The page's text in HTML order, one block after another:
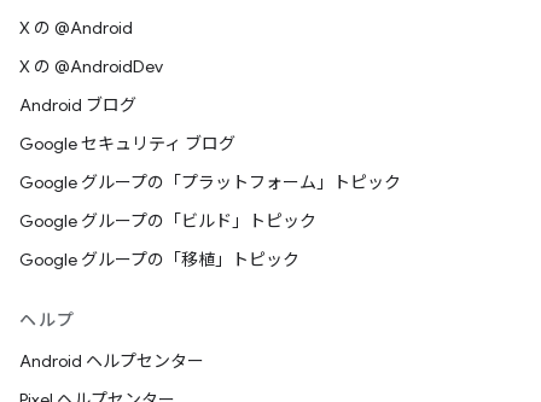
X の @Android
X の @AndroidDev
Android ブログ
Google セキュリティ ブログ
Google グループの「プラットフォーム」トピック
Google グループの「ビルド」トピック
Google グループの「移植」トピック
ヘルプ
Android ヘルプセンター